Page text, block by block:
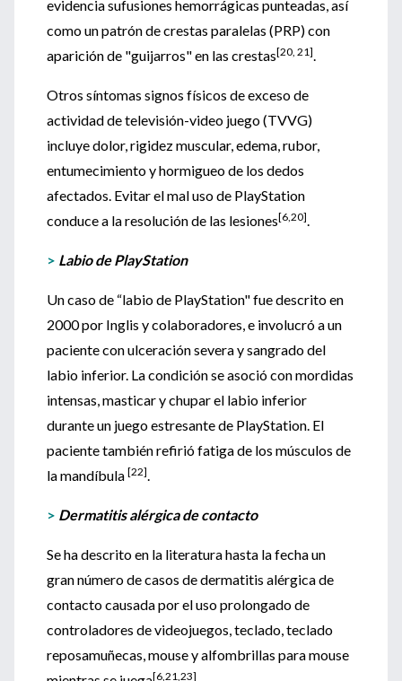
evidencia sufusiones hemorrágicas punteadas, así
como un patrón de crestas paralelas (PRP) con
aparición de "guijarros" en las crestas[20, 21].
Otros síntomas signos físicos de exceso de
actividad de televisión-video juego (TVVG)
incluye dolor, rigidez muscular, edema, rubor,
entumecimiento y hormigueo de los dedos
afectados. Evitar el mal uso de PlayStation
conduce a la resolución de las lesiones[6,20].
> Labio de PlayStation
Un caso de “labio de PlayStation" fue descrito en
2000 por Inglis y colaboradores, e involucró a un
paciente con ulceración severa y sangrado del
labio inferior. La condición se asoció con mordidas
intensas, masticar y chupar el labio inferior
durante un juego estresante de PlayStation. El
paciente también refirió fatiga de los músculos de
la mandíbula [22].
> Dermatitis alérgica de contacto
Se ha descrito en la literatura hasta la fecha un
gran número de casos de dermatitis alérgica de
contacto causada por el uso prolongado de
controladores de videojuegos, teclado, teclado
reposamuñecas, mouse y alfombrillas para mouse
[6,21,23]